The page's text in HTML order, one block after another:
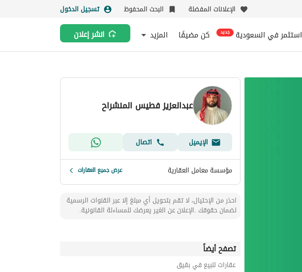
الإعلانات المفضلة البحث المحفوظ تسجيل الدخول
استثمر في السعودية جديد كن مضيفًا المزيد انشر إعلان
عبدالعزيز فطيس المنشراح
الإيميل اتصال
مؤسسة معامل العقارية عرض جميع العقارات
احذر من الإحتيال، لا تقم بتحويل أي مبلغ إلا عبر القنوات الرسمية
لضمان حقوقك .الإعلان عن الغير يعرضك للمساءلة القانونية.
تصفح أيضاً
عقارات للبيع في بقيق